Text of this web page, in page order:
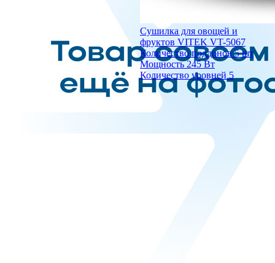
Сушилка для овощей и
фруктов VITEK VT-5067
Количество поддонов 5 шт
Мощность 245 Вт
Количество уровней 5